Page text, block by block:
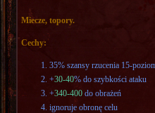
Miecze, topory.
Cechy:
35% szansy rzucenia 15-
+30-40% do szybkości ataku
+340-400do obrażeń
ignoruje obronę celu